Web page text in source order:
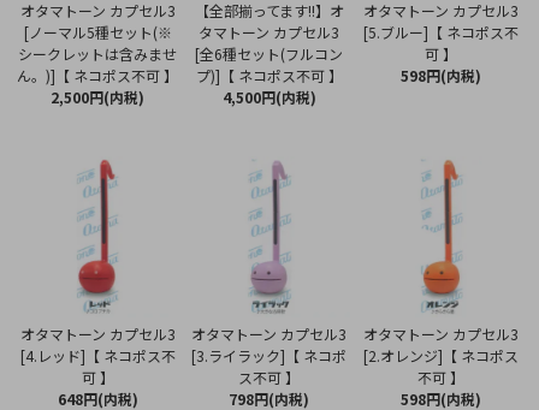
オタマトーン カプセル3
[ノーマル5種セット(※
シークレットは含みませ
ん。)]【 ネコポス不可 】
2,500円(内税)
【全部揃ってます!!】オ
タマトーン カプセル3
[全6種セット(フルコン
プ)]【 ネコポス不可 】
4,500円(内税)
オタマトーン カプセル3
[5.ブルー]【 ネコポス不
可 】
598円(内税)
オタマトーン カプセル3
[4.レッド]【 ネコポス不
可 】
648円(内税)
オタマトーン カプセル3
[3.ライラック]【 ネコポ
ス不可 】
798円(内税)
オタマトーン カプセル3
[2.オレンジ]【 ネコポス
不可 】
598円(内税)